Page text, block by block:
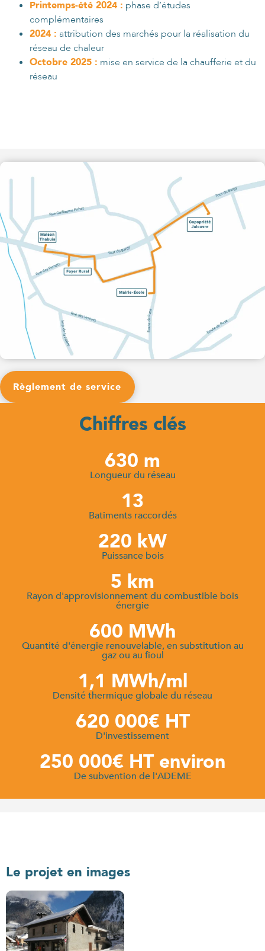
Printemps-été 2024 : phase d’études
complémentaires
2024 : attribution des marchés pour la réalisation du
réseau de chaleur
Octobre 2025 : mise en service de la chaufferie et du
réseau
Règlement de service
Chiffres clés
630 m
Longueur du réseau
13
Batiments raccordés
220 kW
Puissance bois
5 km
Rayon d'approvisionnement du combustible bois
énergie
600 MWh
Quantité d'énergie renouvelable, en substitution au
gaz ou au fioul
1,1 MWh/ml
Densité thermique globale du réseau
620 000€ HT
D'investissement
250 000€ HT environ
De subvention de l'ADEME
Le projet en images